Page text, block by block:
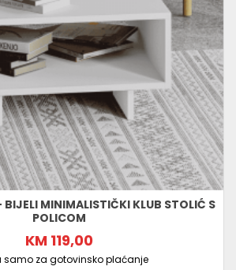
BIJELI MINIMALISTIČKI KLUB STOLIĆ S
POLICOM
KM 119,00
samo za gotovinsko plaćanje